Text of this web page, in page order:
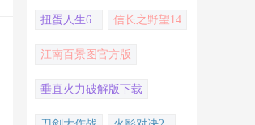
扭蛋人生6 信长之野望14
江南百景图官方版
垂直火力破解版下载